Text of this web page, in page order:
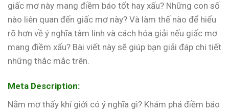
giấc mơ này mang điềm báo tốt hay xấu? Những con số
nào liên quan đến giấc mơ này? Và làm thế nào để hiểu
rõ hơn về ý nghĩa tâm linh và cách hóa giải nếu giấc mơ
mang điềm xấu? Bài viết này sẽ giúp bạn giải đáp chi tiết
những thắc mắc trên.
Meta Description:
Nằm mơ thấy khí giới có ý nghĩa gì? Khám phá điềm báo